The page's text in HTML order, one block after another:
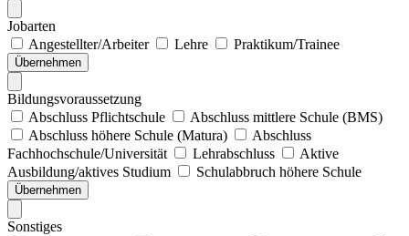
Jobarten
Angestellter/Arbeiter
Lehre Praktikum/Trainee
Übernehmen
Bildungsvoraussetzung
Abschluss Pflichtschule
Abschluss mittlere Schule (BMS)
Abschluss höhere Schule (Matura)
Abschluss
Fachhochschule/Universität
Lehrabschluss
Aktive
Ausbildung/aktives Studium
Schulabbruch höhere Schule
Übernehmen
Sonstiges